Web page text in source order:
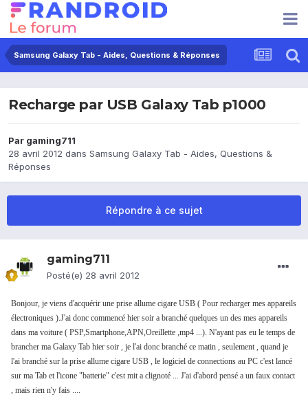
Samsung Galaxy Tab - Aides, Questions & Réponses
Recharge par USB Galaxy Tab p1000
Par gaming711
28 avril 2012 dans Samsung Galaxy Tab - Aides, Questions &
Réponses
Répondre à ce sujet
gaming711
Posté(e) 28 avril 2012
Bonjour, je viens d'acquérir une prise allume cigare USB ( Pour recharger mes appareils
électroniques ).J'ai donc commencé hier soir a branché quelques un des mes appareils
dans ma voiture ( PSP,Smartphone,APN,Oreillette ,mp4 ...). N'ayant pas eu le temps de
brancher ma Galaxy Tab hier soir , je l'ai donc branché ce matin , seulement , quand je
l'ai branché sur la prise allume cigare USB , le logiciel de connections au PC c'est lancé
sur ma Tab et l'icone "batterie" c'est mit a clignoté ... J'ai d'abord pensé a un faux contact
, mais rien n'y fais ....